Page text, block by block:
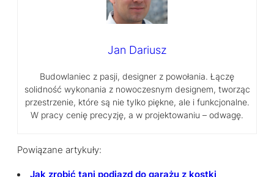
Jan Dariusz
Budowlaniec z pasji, designer z powołania. Łączę
solidność wykonania z nowoczesnym designem, tworząc
przestrzenie, które są nie tylko piękne, ale i funkcjonalne.
W pracy cenię precyzję, a w projektowaniu – odwagę.
Powiązane artykuły:
Jak zrobić tani podjazd do garażu z kostki